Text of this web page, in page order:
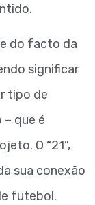
do facto da
significar
tipo de
que é
O “21”,
sua conexão
futebol.